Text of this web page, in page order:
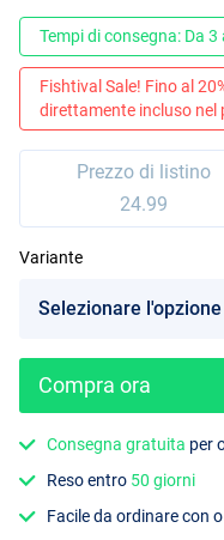
Tempi di consegna: Da
Fishtival Sale! Fino al
direttamente incluso nel
Prezzo di listino
24.99
Variante
Compra ora
Consegna gratuita per
Reso entro 50 giorni
Facile da ordinare con